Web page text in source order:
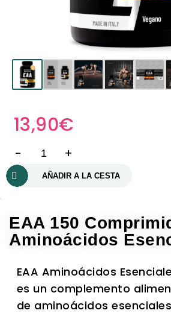
13,90€
- +
AÑADIR A LA CESTA
EAA 150
Aminoácidos
EAA Aminoácidos
es un complemento
de aminoácidos